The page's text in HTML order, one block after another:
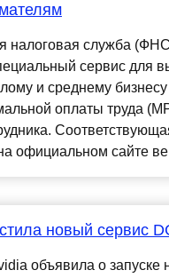
налоговая служба
сервис для
и среднему
оплаты труда
официальном сайте
новый сервис
объявила о запуске